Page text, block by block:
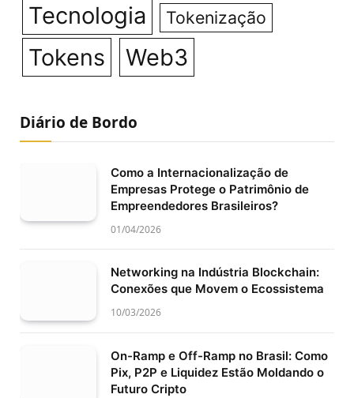
Tecnologia Tokenização
Tokens Web3
Diário de Bordo
Como a Internacionalização de
Empresas Protege o Patrimônio de
Empreendedores Brasileiros?
01/04/2026
Networking na Indústria Blockchain:
Conexões que Movem o Ecossistema
10/03/2026
On-Ramp e Off-Ramp no Brasil: Como
Pix, P2P e Liquidez Estão Moldando o
Futuro Cripto